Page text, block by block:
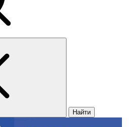
Найти